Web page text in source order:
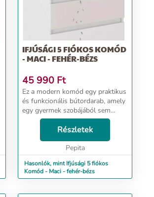
IFJÚSÁGI 5 FIÓKOS KOMÓD
- MACI - FEHÉR-BÉZS
45 990 Ft
Ez a modern komód egy praktikus
és funkcionális bútordarab, amely
egy gyermek szobájából sem
hiányozhat. Ergonomikus méretei
biztosítják a szoba egyszerű
berendezését. A komód
forgácslemezből készült,...
Részletek
Pepita
Hasonlók, mint Ifjúsági 5 fiókos
Komód - Maci - fehér-bézs